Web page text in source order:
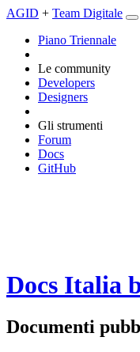
AGID + Team Digitale
Piano Triennale
Le community
Developers
Designers
Gli strumenti
Forum
Docs
GitHub
Docs Italia
Documenti